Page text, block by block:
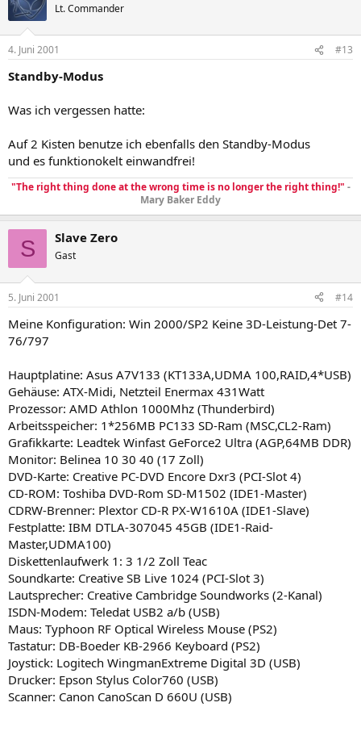
Lt. Commander
4. Juni 2001 #13
Standby-Modus
Was ich vergessen hatte:
Auf 2 Kisten benutze ich ebenfalls den Standby-Modus
und es funktionokelt einwandfrei!
"The right thing done at the wrong time is no longer the right thing!" -
Mary Baker Eddy
S Slave Zero
Gast
5. Juni 2001 #14
Meine Konfiguration: Win 2000/SP2 Keine 3D-Leistung-Det 7-
76/797
Hauptplatine: Asus A7V133 (KT133A,UDMA 100,RAID,4*USB)
Gehäuse: ATX-Midi, Netzteil Enermax 431Watt
Prozessor: AMD Athlon 1000Mhz (Thunderbird)
Arbeitsspeicher: 1*256MB PC133 SD-Ram (MSC,CL2-Ram)
Grafikkarte: Leadtek Winfast GeForce2 Ultra (AGP,64MB DDR)
Monitor: Belinea 10 30 40 (17 Zoll)
DVD-Karte: Creative PC-DVD Encore Dxr3 (PCI-Slot 4)
CD-ROM: Toshiba DVD-Rom SD-M1502 (IDE1-Master)
CDRW-Brenner: Plextor CD-R PX-W1610A (IDE1-Slave)
Festplatte: IBM DTLA-307045 45GB (IDE1-Raid-
Master,UDMA100)
Diskettenlaufwerk 1: 3 1/2 Zoll Teac
Soundkarte: Creative SB Live 1024 (PCI-Slot 3)
Lautsprecher: Creative Cambridge Soundworks (2-Kanal)
ISDN-Modem: Teledat USB2 a/b (USB)
Maus: Typhoon RF Optical Wireless Mouse (PS2)
Tastatur: DB-Boeder KB-2966 Keyboard (PS2)
Joystick: Logitech WingmanExtreme Digital 3D (USB)
Drucker: Epson Stylus Color760 (USB)
Scanner: Canon CanoScan D 660U (USB)